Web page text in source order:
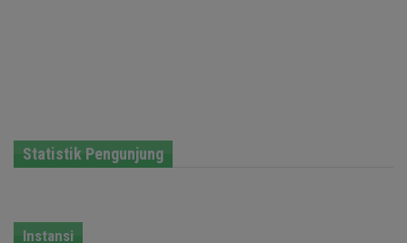
Statistik Pengunjung
Instansi